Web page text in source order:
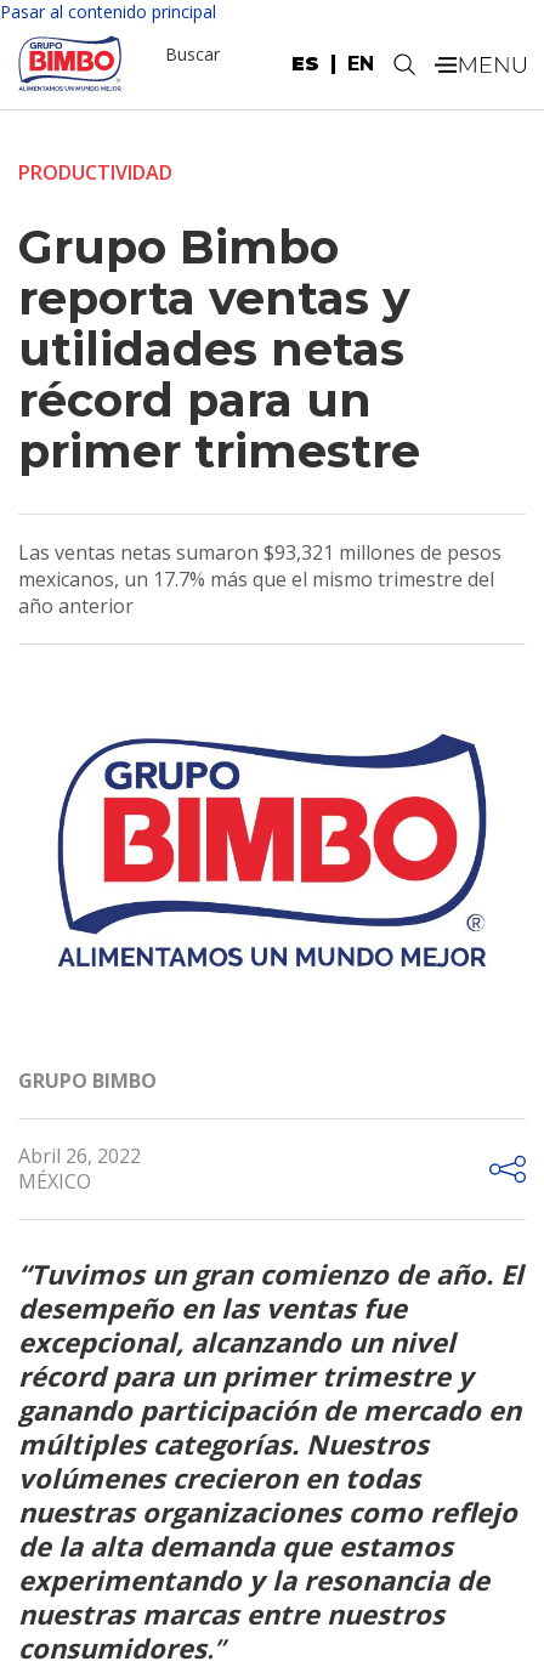
Pasar al contenido principal
ES EN
Buscar .
PRODUCTIVIDAD
Grupo Bimbo
reporta ventas y
utilidades netas
récord para un
primer trimestre
Las ventas netas sumaron $93,321 millones de pesos
mexicanos, un 17.7% más que el mismo trimestre del
año anterior
GRUPO BIMBO
Abril 26, 2022
MÉXICO
“Tuvimos un gran comienzo de año. El
desempeño en las ventas fue
excepcional, alcanzando un nivel
récord para un primer trimestre y
ganando participación de mercado en
múltiples categorías. Nuestros
volúmenes crecieron en todas
nuestras organizaciones como reflejo
de la alta demanda que estamos
experimentando y la resonancia de
nuestras marcas entre nuestros
consumidores.”